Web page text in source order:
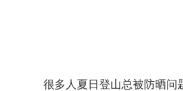
很多人夏日登山总被防晒问